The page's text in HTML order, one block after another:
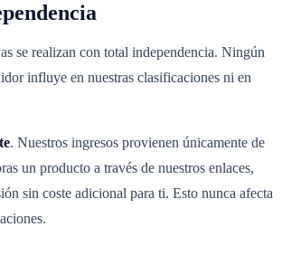
se realizan con total independencia. Ningún
influye en nuestras clasificaciones ni en
. Nuestros ingresos provienen únicamente de
un producto a través de nuestros enlaces,
sin coste adicional para ti. Esto nunca afecta